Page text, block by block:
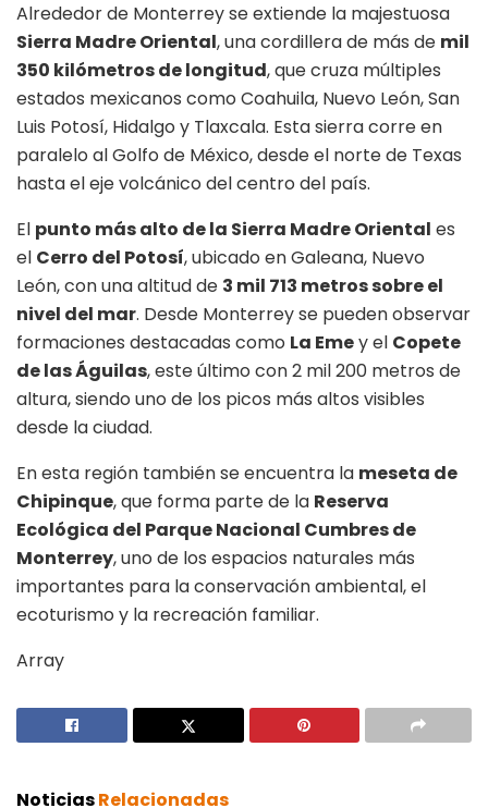
Alrededor de Monterrey se extiende la majestuosa
Sierra Madre Oriental, una cordillera de más de mil
350 kilómetros de longitud, que cruza múltiples
estados mexicanos como Coahuila, Nuevo León, San
Luis Potosí, Hidalgo y Tlaxcala. Esta sierra corre en
paralelo al Golfo de México, desde el norte de Texas
hasta el eje volcánico del centro del país.
El punto más alto de la Sierra Madre Oriental es
el Cerro del Potosí, ubicado en Galeana, Nuevo
León, con una altitud de 3 mil 713 metros sobre el
nivel del mar. Desde Monterrey se pueden observar
formaciones destacadas como La Emey el Copete
de las Águilas, este último con 2 mil 200 metros de
altura, siendo uno de los picos más altos visibles
desde la ciudad.
En esta región también se encuentra la meseta de
Chipinque, que forma parte de la Reserva
Ecológica del Parque Nacional Cumbres de
Monterrey, uno de los espacios naturales más
importantes para la conservación ambiental, el
ecoturismo y la recreación familiar.
Array
NoticiasRelacionadas